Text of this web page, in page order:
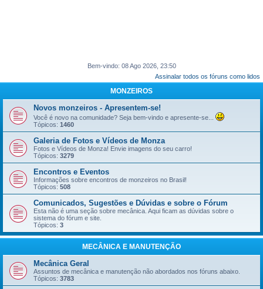
Bem-vindo: 08 Ago 2026, 23:50
Assinalar todos os fóruns como lidos
MONZEIROS
Novos monzeiros - Apresentem-se!
Você é novo na comunidade? Seja bem-vindo e apresente-se...
Tópicos: 1460
Galeria de Fotos e Vídeos de Monza
Fotos e Vídeos de Monza! Envie imagens do seu carro!
Tópicos: 3279
Encontros e Eventos
Informações sobre encontros de monzeiros no Brasil!
Tópicos: 508
Comunicados, Sugestões e Dúvidas e sobre o Fórum
Esta não é uma seção sobre mecânica. Aqui ficam as dúvidas sobre o
sistema do fórum e site.
Tópicos: 3
MECÂNICA E MANUTENÇÃO
Mecânica Geral
Assuntos de mecânica e manutenção não abordados nos fóruns abaixo.
Tópicos: 3783